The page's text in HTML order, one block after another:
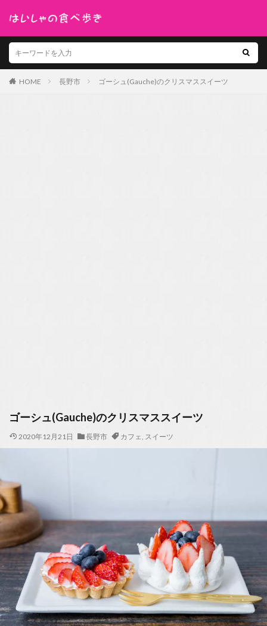
HOME 長野市 ゴーシュ(Gauche)のクリスマススイーツ
ゴーシュ(Gauche)のクリスマススイーツ
2020年12月21日 長野市 カフェ, スイーツ